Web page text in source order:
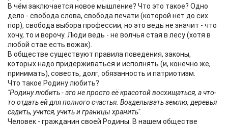
В чём заключается новое мышление? Что это такое? Одно
дело - свобода слова, свобода печати (которой нет до сих
пор), свобода выбора профессии, но это ведь не значит - что
хочу, то и ворочу. Люди ведь - не волчья стая в лесу (хотя в
любой стае есть вожак).
В обществе существуют правила поведения, законы,
которых надо придерживаться и исполнять (и, конечно же,
принимать), совесть, долг, обязанность и патриотизм.
Что такое Родину любить?
"Родину любить - это не просто её красотой восхищаться, а что-
то отдать ей для полного счастья. Возделывать землю, деревья
садить, учится, учить и границы хранить".
Человек - гражданин своей Родины. В нашем обществе